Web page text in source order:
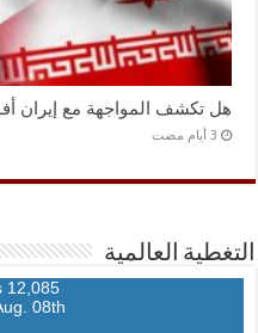
هل تكشف المواجهة مع إيران
التغطية العالمية
12,085 Pageviews
08th